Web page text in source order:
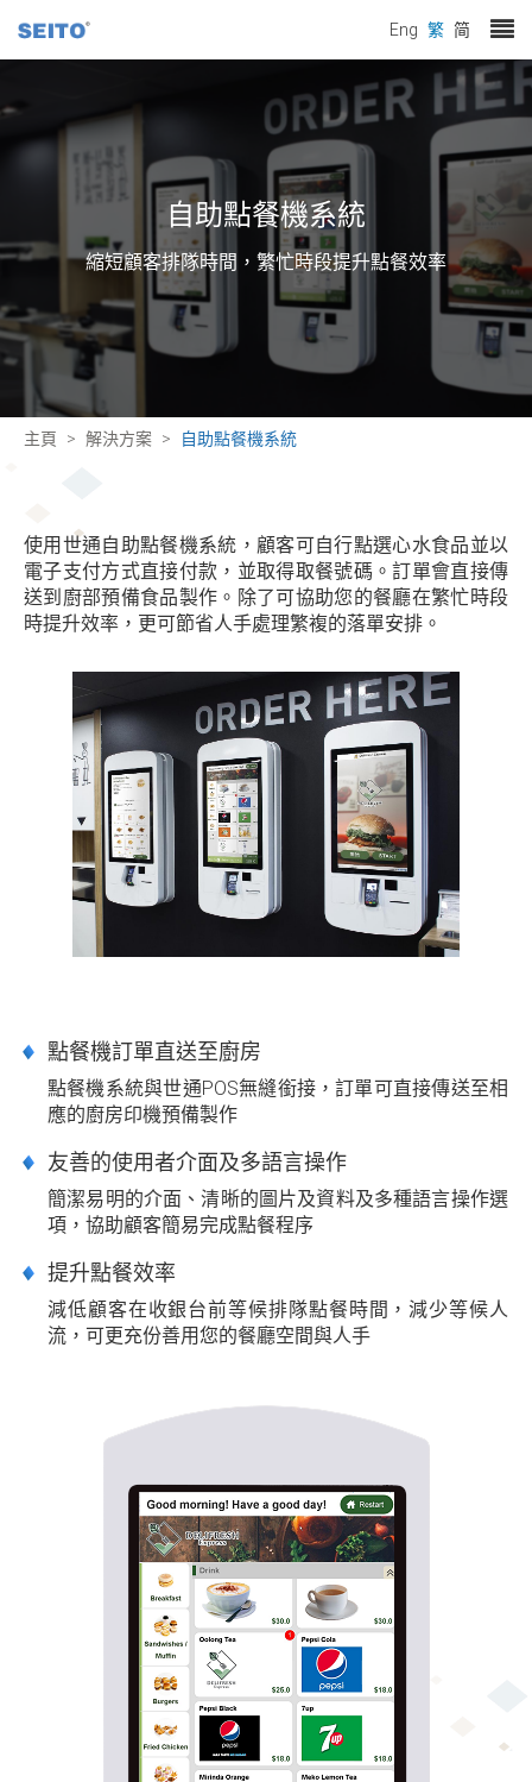
Eng 繁 简
自助點餐機系統
縮短顧客排隊時間，繁忙時段提升點餐效率
主頁 解決方案 自助點餐機系統
使用世通自助點餐機系統，顧客可自行點選心水食品並以
電子支付方式直接付款，並取得取餐號碼。訂單會直接傳
送到廚部預備食品製作。除了可協助您的餐廳在繁忙時段
時提升效率，更可節省人手處理繁複的落單安排。
點餐機訂單直送至廚房
點餐機系統與世通POS無縫銜接，訂單可直接傳送至相
應的廚房印機預備製作
友善的使用者介面及多語言操作
簡潔易明的介面、清晰的圖片及資料及多種語言操作選
項，協助顧客簡易完成點餐程序
提升點餐效率
減低顧客在收銀台前等候排隊點餐時間，減少等候人
流，可更充份善用您的餐廳空間與人手